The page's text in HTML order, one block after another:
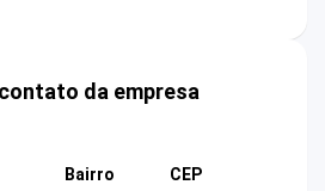
da empresa
Bairro
CEP